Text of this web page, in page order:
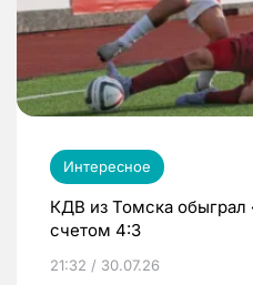
Интересное
КДВ из Томска обыграл
счетом 4:3
21:32 / 30.07.26